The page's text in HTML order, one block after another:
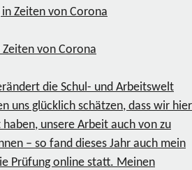
von Corona
die Schul- und Arbeitswelt
uns glücklich schätzen, dass wir hier
unsere Arbeit auch von zu
– so fand dieses Jahr auch mein
Prüfung online statt. Meinen